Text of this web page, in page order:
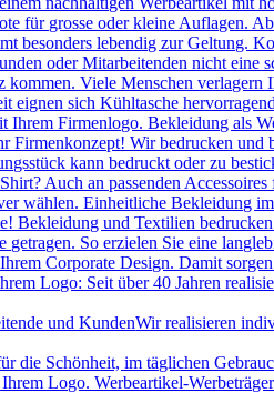
für grosse oder kleine Auflagen.
besonders lebendig zur Geltung.
oder Mitarbeitenden nicht
Viele Menschen
eignen sich Kühltasche
Ihrem Firmenlogo. Bekleidung als
Firmenkonzept! Wir bedrucken
kann bedruckt oder zu
Auch an passenden
wählen. Einheitliche Bekleidung
Bekleidung und Textilien
getragen. So erzielen Sie eine
Corporate Design. Damit
Logo: Seit über 40 Jahren
und KundenWir realisieren
die Schönheit, im täglichen
Logo. Werbeartikel-